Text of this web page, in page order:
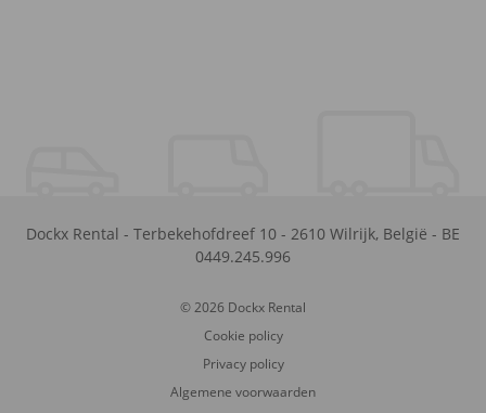
Dockx Rental - Terbekehofdreef 10 - 2610 Wilrijk, België - BE
0449.245.996
© 2026 Dockx Rental
Cookie policy
Privacy policy
Algemene voorwaarden